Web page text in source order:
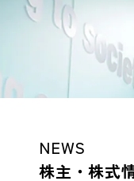
NEWS
株主・株式